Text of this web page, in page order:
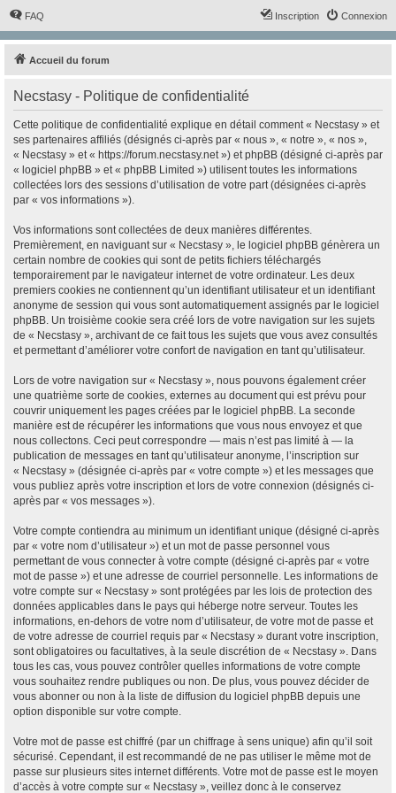
FAQ Connexion
Inscription
Accueil du forum
Necstasy - Politique de confidentialité
Cette politique de confidentialité explique en détail comment « Necstasy » et
ses partenaires affiliés (désignés ci-après par « nous », « notre », « nos »,
« Necstasy » et « https://forum.necstasy.net ») et phpBB (désigné ci-après par
« logiciel phpBB » et « phpBB Limited ») utilisent toutes les informations
collectées lors des sessions d’utilisation de votre part (désignées ci-après
par « vos informations »).
Vos informations sont collectées de deux manières différentes.
Premièrement, en naviguant sur « Necstasy », le logiciel phpBB génèrera un
certain nombre de cookies qui sont de petits fichiers téléchargés
temporairement par le navigateur internet de votre ordinateur. Les deux
premiers cookies ne contiennent qu’un identifiant utilisateur et un identifiant
anonyme de session qui vous sont automatiquement assignés par le logiciel
phpBB. Un troisième cookie sera créé lors de votre navigation sur les sujets
de « Necstasy », archivant de ce fait tous les sujets que vous avez consultés
et permettant d’améliorer votre confort de navigation en tant qu’utilisateur.
Lors de votre navigation sur « Necstasy », nous pouvons également créer
une quatrième sorte de cookies, externes au document qui est prévu pour
couvrir uniquement les pages créées par le logiciel phpBB. La seconde
manière est de récupérer les informations que vous nous envoyez et que
nous collectons. Ceci peut correspondre — mais n’est pas limité à — la
publication de messages en tant qu’utilisateur anonyme, l’inscription sur
« Necstasy » (désignée ci-après par « votre compte ») et les messages que
vous publiez après votre inscription et lors de votre connexion (désignés ci-
après par « vos messages »).
Votre compte contiendra au minimum un identifiant unique (désigné ci-après
par « votre nom d’utilisateur ») et un mot de passe personnel vous
permettant de vous connecter à votre compte (désigné ci-après par « votre
mot de passe ») et une adresse de courriel personnelle. Les informations de
votre compte sur « Necstasy » sont protégées par les lois de protection des
données applicables dans le pays qui héberge notre serveur. Toutes les
informations, en-dehors de votre nom d’utilisateur, de votre mot de passe et
de votre adresse de courriel requis par « Necstasy » durant votre inscription,
sont obligatoires ou facultatives, à la seule discrétion de « Necstasy ». Dans
tous les cas, vous pouvez contrôler quelles informations de votre compte
vous souhaitez rendre publiques ou non. De plus, vous pouvez décider de
vous abonner ou non à la liste de diffusion du logiciel phpBB depuis une
option disponible sur votre compte.
Votre mot de passe est chiffré (par un chiffrage à sens unique) afin qu’il soit
sécurisé. Cependant, il est recommandé de ne pas utiliser le même mot de
passe sur plusieurs sites internet différents. Votre mot de passe est le moyen
d’accès à votre compte sur « Necstasy », veillez donc à le conservez